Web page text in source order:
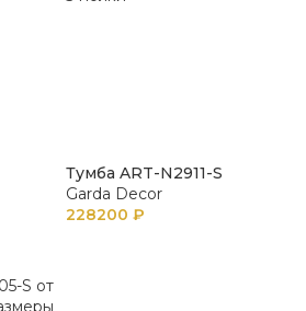
Тумба ART-N2911-S
Garda Decor
228200 ₽